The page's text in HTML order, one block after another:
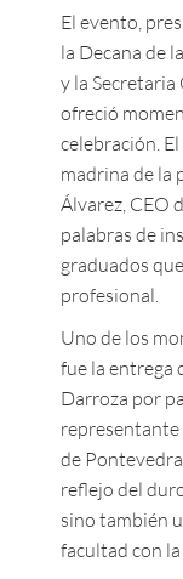
El evento,
la Decana de
y la Secretaria
ofreció
celebración.
madrina de la
Álvarez, CEO
palabras de
graduados
profesional.
Uno de los
fue la entrega
Darroza por
representante
de
reflejo del
sino también
facultad con